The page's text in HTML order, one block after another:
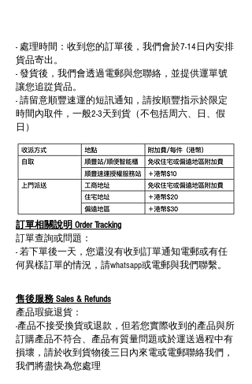
- 處理時間：收到您的訂單後，我們會於7-14日內安排
貨品寄出。
- 發貨後，我們會透過電郵與您聯絡，並提供運單號
讓您追踨貨品。
- 請留意順豐速運的短訊通知，請按順豐指示於限定
時間內取件，一般2-3天到貨（不包括周六、日、假
日）
2. 到工房自取
- 訂單完成後，約需7-14天安排貨品，我們會透過
WhatsApp與您聯絡確實取貨時間，以確保工房有開
放。
訂單相關說明 Order Tracking
訂單查詢或問題：
- 若下單後一天，您還沒有收到訂單通知電郵或有任
何異樣訂單的情況，請whatsapp或電郵與我們聯繫。
售後服務 Sales & Refunds
產品瑕疵退貨：
-產品不接受換貨或退款，但若您實際收到的產品與所
訂購產品不符合、產品有質量問題或於運送過程中有
損壞，請於收到貨物後三日內來電或電郵聯絡我們，
我們將盡快為您處理